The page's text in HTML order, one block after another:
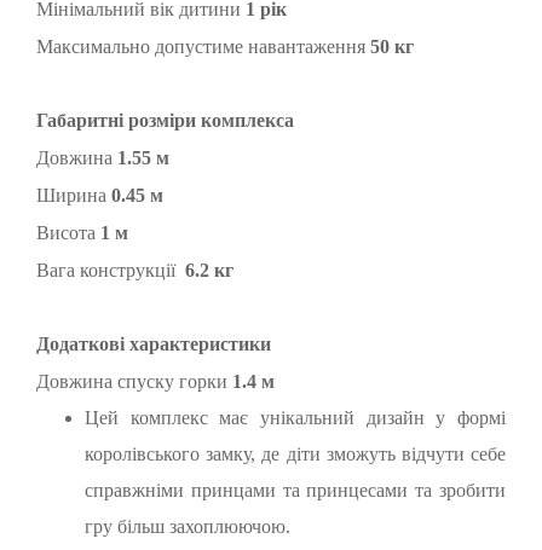
Мінімальний вік дитини 1 рік
Максимально допустиме навантаження 50 кг
Габаритні розміри комплекса
Довжина 1.55 м
Ширина 0.45 м
Висота 1 м
Вага конструкції 6.2 кг
Додаткові характеристики
Довжина спуску горки 1.4 м
Цей комплекс має унікальний дизайн у формі
королівського замку, де діти зможуть відчути себе
справжніми принцами та принцесами та зробити
гру більш захоплюючою.